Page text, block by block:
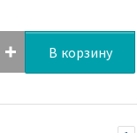
В корзину